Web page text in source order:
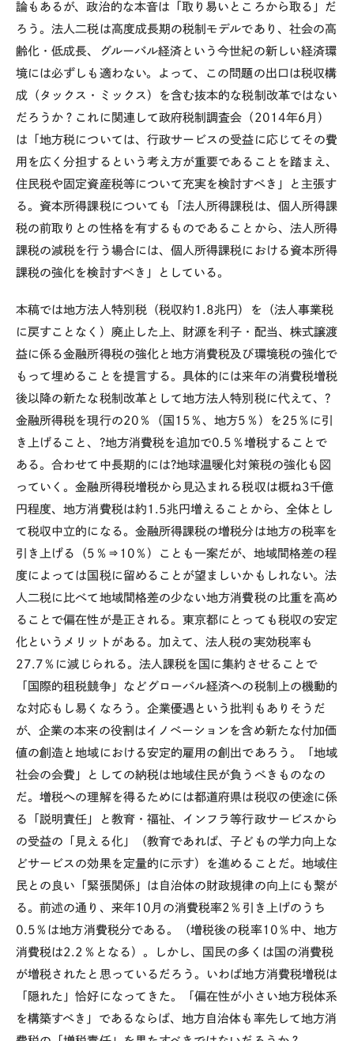
論もあるが、政治的な本音は「取り易いところから取る」だ
ろう。法人二税は高度成長期の税制モデルであり、社会の高
齢化・低成長、グルーバル経済という今世紀の新しい経済環
境には必ずしも適わない。よって、この問題の出口は税収構
成（タックス・ミックス）を含む抜本的な税制改革ではない
だろうか？これに関連して政府税制調査会（2014年6月）
は「地方税については、行政サービスの受益に応じてその費
用を広く分担するという考え方が重要であることを踏まえ、
住民税や固定資産税等について充実を検討すべき」と主張す
る。資本所得課税についても「法人所得課税は、個人所得課
税の前取りとの性格を有するものであることから、法人所得
課税の減税を行う場合には、個人所得課税における資本所得
課税の強化を検討すべき」としている。
本稿では地方法人特別税（税収約1.8兆円）を（法人事業税
に戻すことなく）廃止した上、財源を利子・配当、株式譲渡
益に係る金融所得税の強化と地方消費税及び環境税の強化で
もって埋めることを提言する。具体的には来年の消費税増税
後以降の新たな税制改革として地方法人特別税に代えて、?
金融所得税を現行の20％（国15％、地方5％）を25％に引
き上げること、?地方消費税を追加で0.5％増税することで
ある。合わせて中長期的には?地球温暖化対策税の強化も図
っていく。金融所得税増税から見込まれる税収は概ね3千億
円程度、地方消費税は約1.5兆円増えることから、全体とし
て税収中立的になる。金融所得課税の増税分は地方の税率を
引き上げる（5％⇒10％）ことも一案だが、地域間格差の程
度によっては国税に留めることが望ましいかもしれない。法
人二税に比べて地域間格差の少ない地方消費税の比重を高め
ることで偏在性が是正される。東京都にとっても税収の安定
化というメリットがある。加えて、法人税の実効税率も
27.7％に減じられる。法人課税を国に集約させることで
「国際的租税競争」などグローバル経済への税制上の機動的
な対応もし易くなろう。企業優遇という批判もありそうだ
が、企業の本来の役割はイノベーションを含め新たな付加価
値の創造と地域における安定的雇用の創出であろう。「地域
社会の会費」としての納税は地域住民が負うべきものなの
だ。増税への理解を得るためには都道府県は税収の使途に係
る「説明責任」と教育・福祉、インフラ等行政サービスから
の受益の「見える化」（教育であれば、子どもの学力向上な
どサービスの効果を定量的に示す）を進めることだ。地域住
民との良い「緊張関係」は自治体の財政規律の向上にも繋が
る。前述の通り、来年10月の消費税率2％引き上げのうち
0.5％は地方消費税分である。（増税後の税率10％中、地方
消費税は2.2％となる）。しかし、国民の多くは国の消費税
が増税されたと思っているだろう。いわば地方消費税増税は
「隠れた」恰好になってきた。「偏在性が小さい地方税体系
を構築すべき」であるならば、地方自治体も率先して地方消